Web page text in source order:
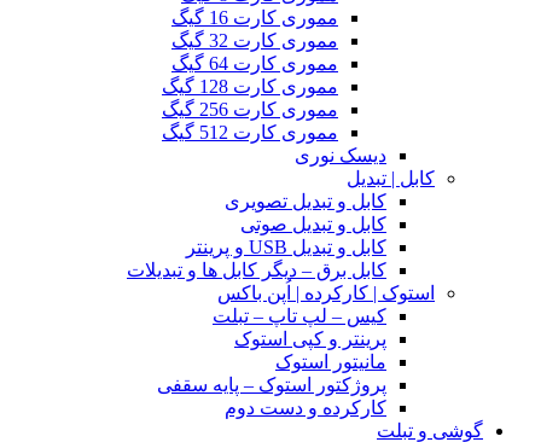
مموری کارت 16 گیگ
مموری کارت 32 گیگ
مموری کارت 64 گیگ
مموری کارت 128 گیگ
مموری کارت 256 گیگ
مموری کارت 512 گیگ
دیسک نوری
کابل | تبدیل
کابل و تبدیل تصویری
کابل و تبدیل صوتی
کابل و تبدیل USB و پرینتر
کابل برق – دیگر کابل ها و تبدیلات
استوک | کارکرده | اُپن باکس
کیس – لپ تاپ – تبلت
پرینتر و کپی استوک
مانیتور استوک
پروژکتور استوک – پایه سقفی
کارکرده و دست دوم
گوشی و تبلت